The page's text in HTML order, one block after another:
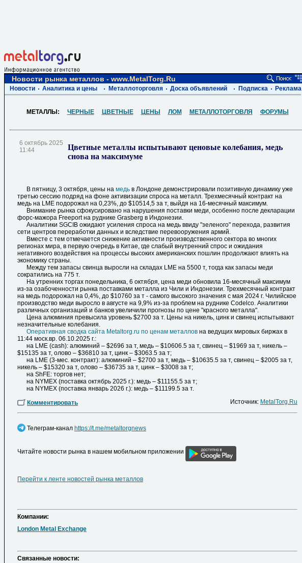
Новости рынка металлов - www.MetalTorg.Ru
Новости Аналитика и цены Металлоторговля Доска объявлений Подписка Реклама
МЕТАЛЛЫ: ЧЕРНЫЕ ЦВЕТНЫЕ ЦЕНЫ ЛОМ МЕТАЛЛОТОРГОВЛЯ ФОРУМЫ
6 октябрь 2025
11:44
Цветные металлы испытывают ценовые колебания, медь
снова на максимуме
В пятницу, 3 октября, цены на медь в Лондоне демонстрировали позитивную динамику уже
третью сессию подряд на фоне активизации спроса на металл. Трехмесячный контракт на
медь на LME подорожал на 0,23%, до $10514,5 за т, выйдя на 16-месячный максимум.
Внимание рынка сфокусировано на нарушения поставки меди, особенно после декларации
форс-мажора Freeport на руднике Grasberg в Индонезии.
Аналитики SGCIB ожидают усиления спроса на медь ввиду "зеленого" перехода, развития
сети центров переработки данных и вследствие перевооружения армий.
Вместе с тем отмечается снижение активности производственного сектора во многих
регионах мира, в первую очередь в Китае, где слабый внутренний спрос и ожидания
негативного воздействия на процессы высоких американских пошлин продолжают влиять на
экономику страны.
Между тем запасы свинца выросли на складах LME на 5500 т, тогда как запасы меди
сократились на 775 т.
На утренних торгах понедельника, 6 октября, цена меди обновила 16-месячный максимум
из-за озабоченности рынка поставками металла из Чили и Индонезии. Трехмесячный контракт
на медь подорожал на 0,4%, до $10760 за т - самого высокого значения с мая 2024 г. Чилийское
производство меди выросло в августе на 9,9% из-за проблем на руднике Codelco. Аналитики
различных организаций и банков увеличили прогнозы по цене "красного металла".
Цена алюминия превысила уровень $2700 за т. Цены на никель, цинк и свинец испытывают
незначительные колебания.
Оперативная сводка сайта Metaltorg.ru по ценам металлов на ведущих мировых биржах в
11:44 моск.вр. 06.10.2025 г.:
на LME (cash): алюминий – $2696 за т, медь – $10606.5 за т, свинец – $1969 за т, никель –
$15135 за т, олово – $36810 за т, цинк – $3063.5 за т;
на LME (3-мес. контракт): алюминий – $2700 за т, медь – $10635.5 за т, свинец – $2005 за т,
никель – $15320 за т, олово – $36735 за т, цинк – $3008 за т;
на ShFE: торгов нет;
на NYMEX (поставка октябрь 2025 г.): медь – $11155.5 за т;
на NYMEX (поставка январь 2026 г.): медь – $11199.5 за т.
Комментировать
Источник: MetalTorg.Ru
Телеграм-канал https://t.me/metaltorgnews
Читайте новости рынка в нашем мобильном приложении
Перейти к ленте новостей рынка металлов
Компании:
London Metal Exchange
Cвязанные новости: